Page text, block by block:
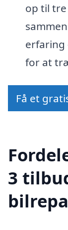
op til
erfaring
for at
Få et
3